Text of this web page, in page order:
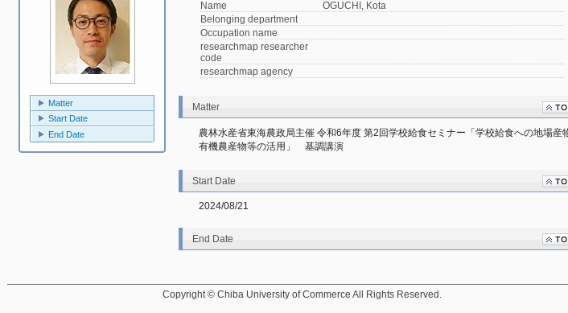
Matter
Start Date
End Date
Name
OGUCHI, Kota
Belonging department
Occupation name
researchmap researcher
code
researchmap agency
Matter
農林水産省東海農政局主催 令和6年度 第2回学校給食セミナー「学校給食への地場産
有機農産物等の活用」　基調講演
Start Date
2024/08/21
End Date